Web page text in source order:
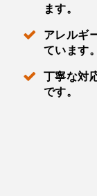
ます。
アレルギ
ています。
丁寧な対
です。